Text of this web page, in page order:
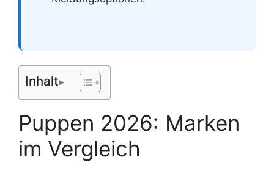
Inhalt
Puppen 2026: Marken
im Vergleich